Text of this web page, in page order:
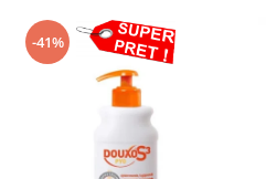
Solutii Atractante si repelente
-41%